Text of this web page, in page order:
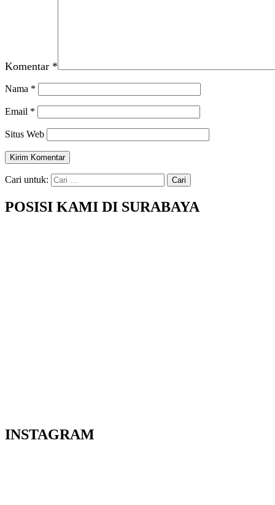
Komentar *
Nama *
Email *
Situs Web
Cari untuk:
POSISI KAMI DI SURABAYA
INSTAGRAM